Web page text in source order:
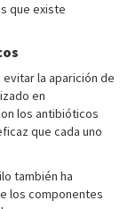
que existe
la aparición de
en
los antibióticos
que cada uno
también ha
los componentes